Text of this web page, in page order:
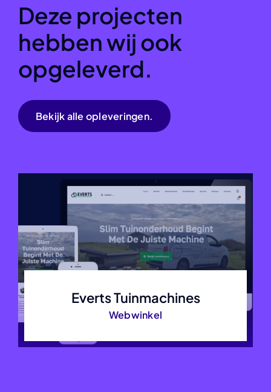
Deze projecten
hebben wij ook
opgeleverd.
Bekijk alle opleveringen.
Everts Tuinmachines
Webwinkel